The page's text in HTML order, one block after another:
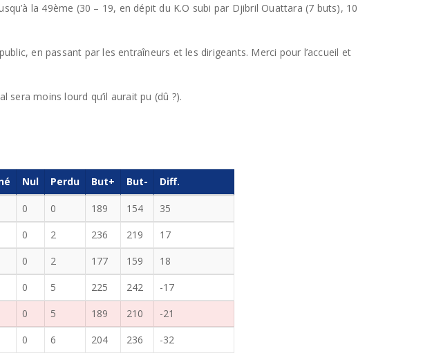
la 49ème (30 – 19, en dépit du K.O subi par Djibril Ouattara (7 buts), 10
en passant par les entraîneurs et les dirigeants. Merci pour l’accueil et
moins lourd qu’il aurait pu (dû ?).
Nul Perdu But+ But- Diff.
0 0 189 154
35
0 2 236 219
17
0 2 177 159
18
0 5 225 242
-17
0 5 189 210
-21
0 6 204 236 -32